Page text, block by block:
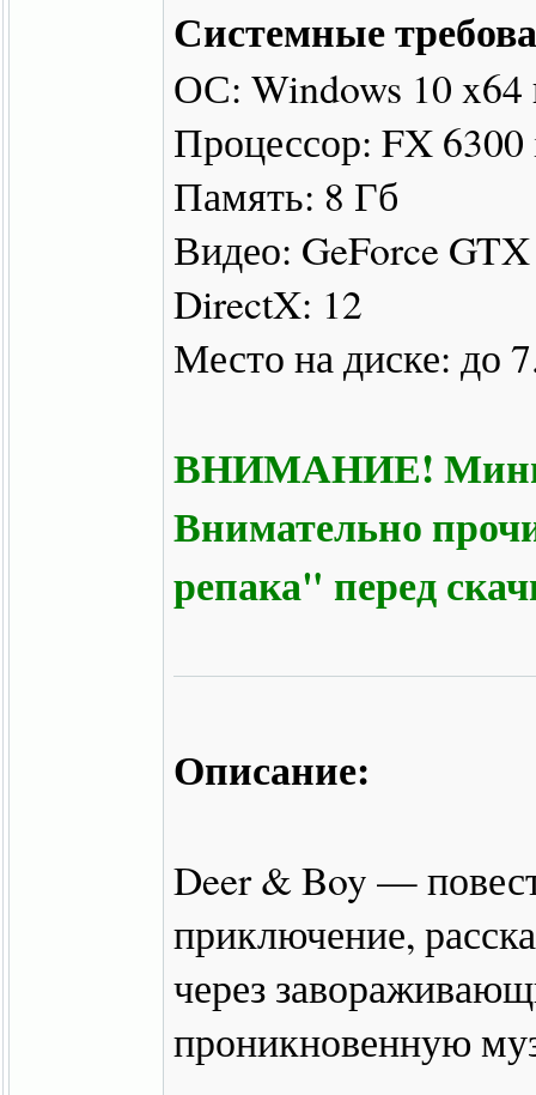
Системные
ОС: Windows 10
Процессор: FX
Память: 8 Гб
Видео: GeForce
DirectX: 12
Место на диске: до
ВНИМАНИЕ!
Внимательно
репака" перед
Описание:
Deer & Boy —
приключение,
через
проникновенную